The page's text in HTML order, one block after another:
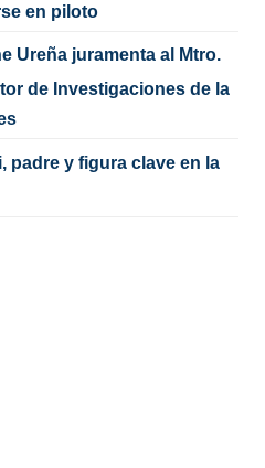
en piloto
Ureña juramenta al Mtro.
de Investigaciones de la
padre y figura clave en la